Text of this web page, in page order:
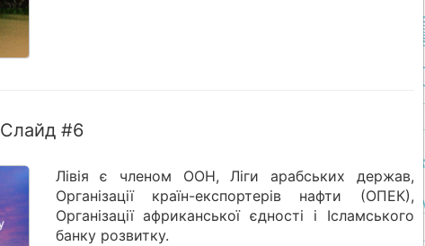
Слайд #6
Лівія є членом ООН, Ліги арабських держав,
Організації країн-експортерів нафти (ОПЕК),
Організації африканської єдності і Ісламського
банку розвитку.